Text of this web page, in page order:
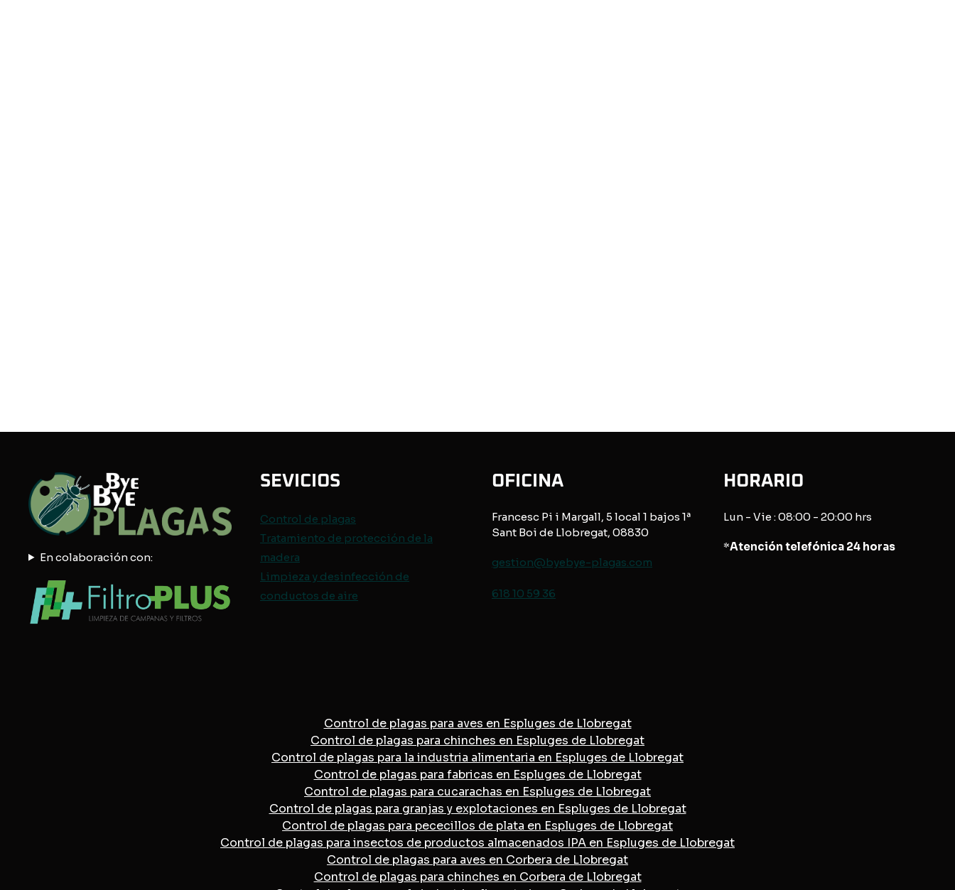
En colaboración con:
SEVICIOS
Control de plagas
Tratamiento de protección de la
madera
Limpieza y desinfección de
conductos de aire
OFICINA
Francesc Pi i Margall, 5 local 1 bajos 1ª
Sant Boi de Llobregat, 08830
gestion@byebye-plagas.com
618 10 59 36
HORARIO
Lun - Vie : 08:00 - 20:00 hrs
*Atención telefónica 24 horas
Control de plagas para aves en Espluges de Llobregat
Control de plagas para chinches en Espluges de Llobregat
Control de plagas para la industria alimentaria en Espluges de Llobregat
Control de plagas para fabricas en Espluges de Llobregat
Control de plagas para cucarachas en Espluges de Llobregat
Control de plagas para granjas y explotaciones en Espluges de Llobregat
Control de plagas para pececillos de plata en Espluges de Llobregat
Control de plagas para insectos de productos almacenados IPA en Espluges de Llobregat
Control de plagas para aves en Corbera de Llobregat
Control de plagas para chinches en Corbera de Llobregat